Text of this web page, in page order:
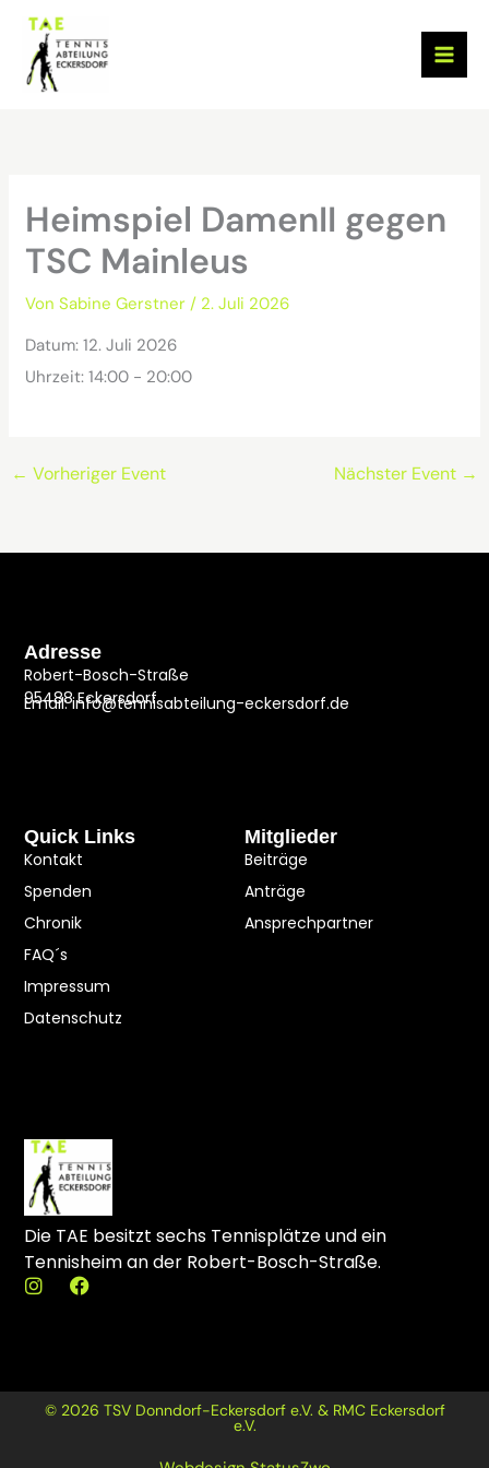
Zum
Inhalt
springen
Heimspiel DamenII gegen
TSC Mainleus
VonSabine Gerstner/ 2. Juli 2026
Datum:12. Juli 2026
Uhrzeit:14:00 - 20:00
← Vorheriger Event Nächster Event →
Die TAE besitzt sechs Tennisplätze und ein
Tennisheim an der Robert-Bosch-Straße.
I F
o
k
Mitglieder
Beiträge
Anträge
Ansprechpartner
Quick Links
Kontakt
Spenden
Chronik
FAQ´s
Impressum
Datenschutz
Adresse
Robert-Bosch-Straße
95488 Eckersdorf
Email: info@tennisabteilung-eckersdorf.de
© 2026 TSV Donndorf-Eckersdorf e.V. & RMC Eckersdorf
e.V.